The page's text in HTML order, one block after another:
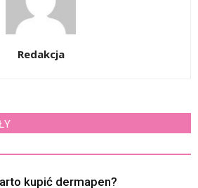
Redakcja
kupić dermapen?